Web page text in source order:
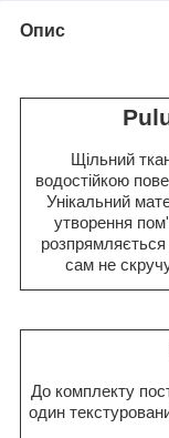
Опис
Щільний
водостійкою
Унікальний
утворення
розпрямляється
сам не
До комплекту
один